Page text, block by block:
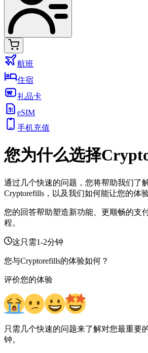
航班
住宿
礼品卡
eSIM
手机充值
您为什么选择
通过几个快速的问题，您将帮助我们了
Cryptorefills，以及我们如何能让您的体
您的回答帮助塑造新功能、更顺畅的支
程。
这只需1-2分钟
您与Cryptorefills的体验如何？
评价您的体验
只需几个快速的问题来了解对您最重要
钟。